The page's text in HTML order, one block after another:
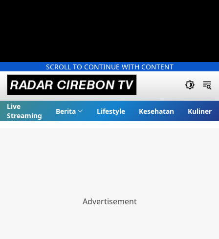
SCROLL TO CONTINUE WITH CONTENT
Live
Streaming
Berita Lifestyle Kesehatan Kuliner